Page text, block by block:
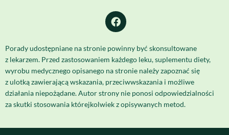
Porady udostępniane na stronie powinny być skonsultowane
z lekarzem. Przed zastosowaniem każdego leku, suplementu diety,
wyrobu medycznego opisanego na stronie należy zapoznać się
z ulotką zawierającą wskazania, przeciwwskazania i możliwe
działania niepożądane. Autor strony nie ponosi odpowiedzialności
za skutki stosowania którejkolwiek z opisywanych metod.